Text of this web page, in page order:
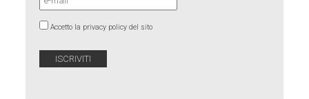
Accetto la privacy policy del sito